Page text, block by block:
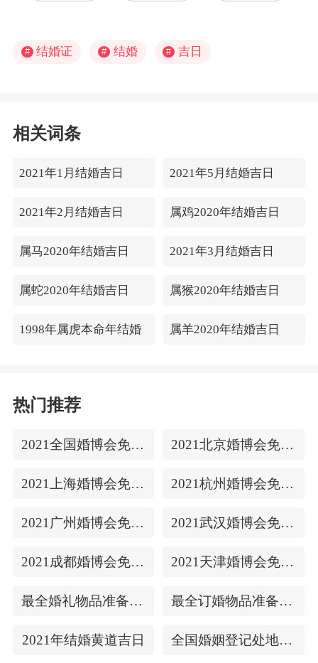
# 结婚证 # 结婚 # 吉日
相关词条
2021年1月结婚吉日 2021年5月结婚吉日
2021年2月结婚吉日 属鸡2020年结婚吉日
属马2020年结婚吉日 2021年3月结婚吉日
属蛇2020年结婚吉日 属猴2020年结婚吉日
1998年属虎本命年结婚 属羊2020年结婚吉日
热门推荐
2021全国婚博会免费门票 2021北京婚博会免费门票
2021上海婚博会免费门票 2021杭州婚博会免费门票
2021广州婚博会免费门票 2021武汉婚博会免费门票
2021成都婚博会免费门票 2021天津婚博会免费门票
最全婚礼物品准备清单 最全订婚物品准备清单
2021年结婚黄道吉日 全国婚姻登记处地址/上下时间